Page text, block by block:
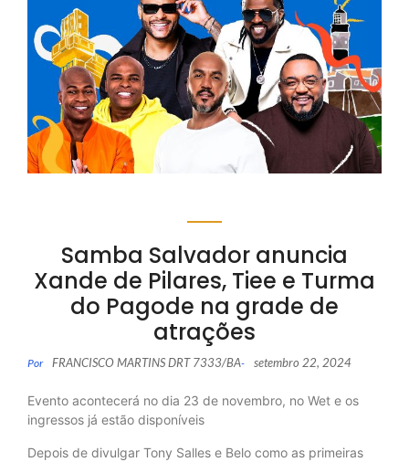
Samba Salvador anuncia
Xande de Pilares, Tiee e Turma
do Pagode na grade de
atrações
Por FRANCISCO MARTINS DRT 7333/BA- setembro 22, 2024
Evento acontecerá no dia 23 de novembro, no Wet e os
ingressos já estão disponíveis
Depois de divulgar Tony Salles e Belo como as primeiras